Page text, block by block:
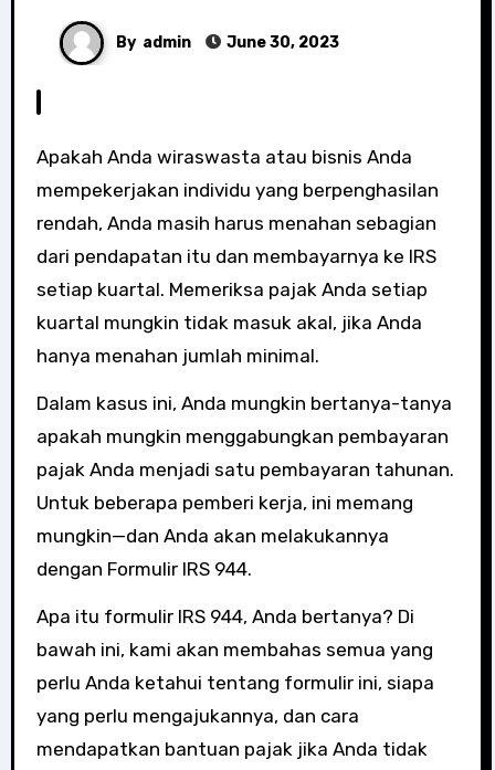
By admin June 30, 2023
Apakah Anda wiraswasta atau bisnis Anda
mempekerjakan individu yang berpenghasilan
rendah, Anda masih harus menahan sebagian
dari pendapatan itu dan membayarnya ke IRS
setiap kuartal. Memeriksa pajak Anda setiap
kuartal mungkin tidak masuk akal, jika Anda
hanya menahan jumlah minimal.
Dalam kasus ini, Anda mungkin bertanya-tanya
apakah mungkin menggabungkan pembayaran
pajak Anda menjadi satu pembayaran tahunan.
Untuk beberapa pemberi kerja, ini memang
mungkin—dan Anda akan melakukannya
dengan Formulir IRS 944.
Apa itu formulir IRS 944, Anda bertanya? Di
bawah ini, kami akan membahas semua yang
perlu Anda ketahui tentang formulir ini, siapa
yang perlu mengajukannya, dan cara
mendapatkan bantuan pajak jika Anda tidak